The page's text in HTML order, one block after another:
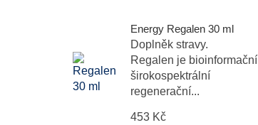
Energy Regalen 30 ml
Doplněk stravy.
Regalen je bioinformační
širokospektrální
regenerační...
453 Kč